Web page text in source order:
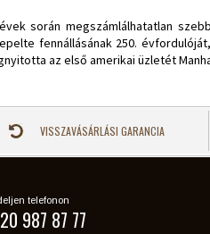
során megszámlálhatatlan
fennállásának 250.
az első amerikai üzletét
VISSZAVÁSÁRLÁSI GARANCIA
telefonon
987 87 77